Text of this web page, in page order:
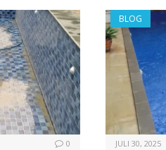
0
BLOG
JULI 30, 2025